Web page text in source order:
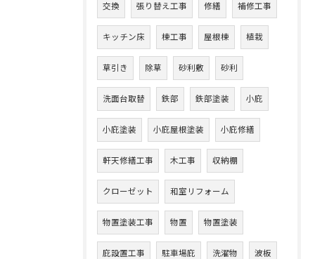
交換 張り替え工事 修繕 補修工事
キッチン床 棟工事 屋根棟 植栽
草引き 除草 砂利敷 砂利
洗面台取替 鉄部 鉄部塗装 小庇
小庇塗装 小庇屋根塗装 小庇修繕
軒天修繕工事 木工事 収納棚
クローゼット 和室リフォーム
物置塗装工事 物置 物置塗装
庇設置工事 駐車場庇 洗濯物 波板